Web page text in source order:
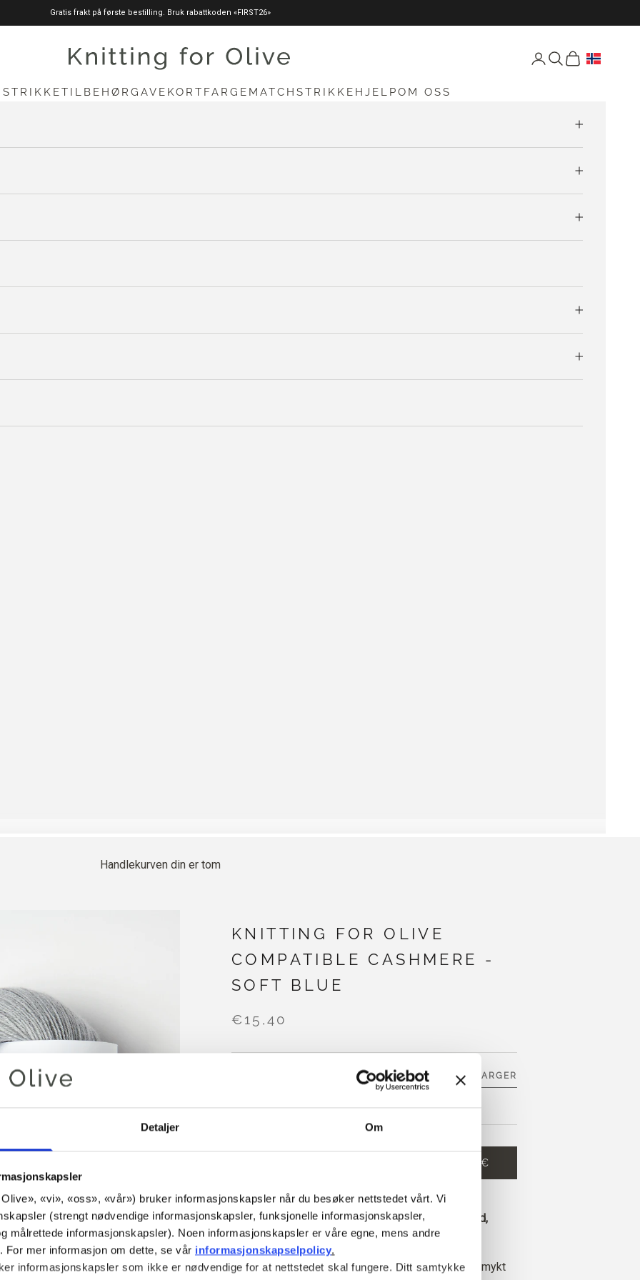
Detaljer Om
«vi», «oss», «vår») bruker informasjonskapsler når du besøker nettstedet vårt. Vi
(strengt nødvendige informasjonskapsler, funksjonelle informasjonskapsler,
målrettede informasjonskapsler). Noen informasjonskapsler er våre egne, mens andre
For mer informasjon om dette, se vår informasjonskapselpolicy.
informasjonskapsler som ikke er nødvendige for at nettstedet skal fungere. Ditt samtykke
Gratis frakt på første bestilling. Bruk rabattkoden «FIRST26»
knittingforolive.com Åpne konto-siden
Åpne søk
Åpen vogn
STRIKKETILBEHØR GAVEKORT FARGEMATCH STRIKKEHJELPOM OSS
Handlekurven din er tom
KNITTING FOR OLIVE
COMPATIBLE CASHMERE -
SOFT BLUE
€15,40
SE 21 ANDRE FARGER
15,40 €
Bruk€100,0mer og få gratis frakt innen EU!
Bestillinger som legges inn før kl. 13.00 norsk tid,
sendes samme dag
Knitting for Olive Compatible Cashmere er et ultra mykt